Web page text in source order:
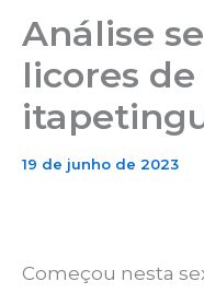
Análise
licores
19 de junho de 2023
Começou nesta